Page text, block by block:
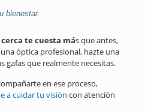
bienestar.
te cuesta más que antes,
óptica profesional, hazte una
gafas que realmente necesitas.
en ese proceso,
a cuidar tu visión con atención